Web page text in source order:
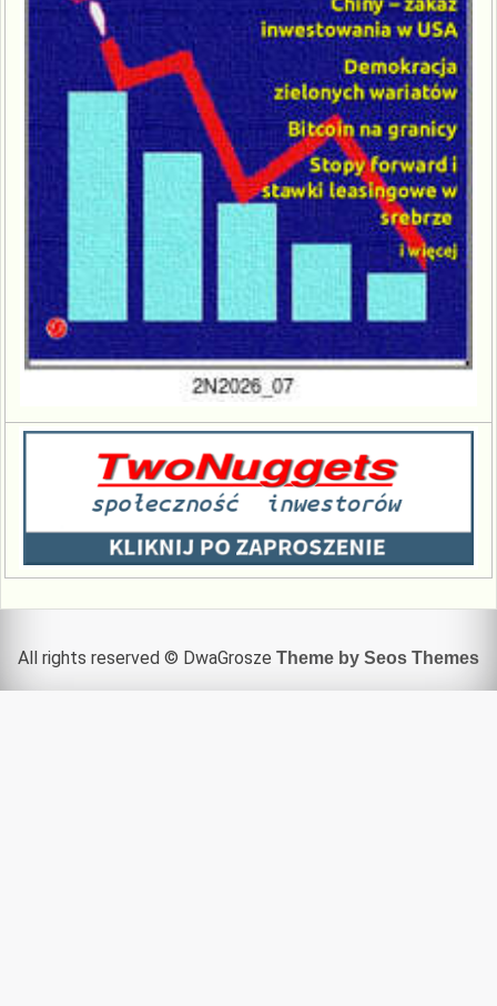
All rights reserved © DwaGrosze Theme by Seos Themes